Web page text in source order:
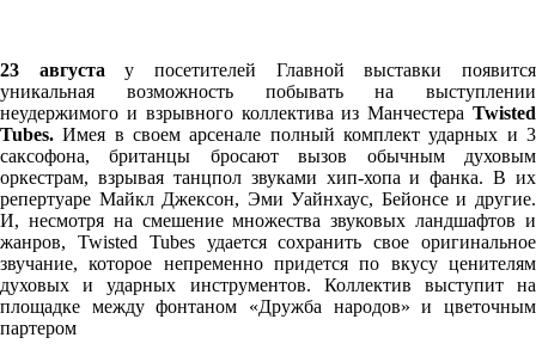
23 августау посетителей Главной выставки появится
уникальная возможность побывать на выступлении
неудержимого и взрывного коллектива из Манчестера Twisted
Tubes.Имея в своем арсенале полный комплект ударных и 3
саксофона, британцы бросают вызов обычным духовым
оркестрам, взрывая танцпол звуками хип-хопа и фанка. В их
репертуаре Майкл Джексон, Эми Уайнхаус, Бейонсе и другие.
И, несмотря на смешение множества звуковых ландшафтов и
жанров, Twisted Tubes удается сохранить свое оригинальное
звучание, которое непременно придется по вкусу ценителям
духовых и ударных инструментов. Коллектив выступит на
площадке между фонтаном «Дружба народов» и цветочным
партером